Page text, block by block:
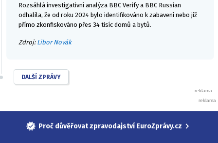
Rozsáhlá investigativní analýza BBC Verify a BBC Russian
odhalila, že od roku 2024 bylo identifikováno k zabavení nebo již
přímo zkonfiskováno přes 34 tisíc domů a bytů.
Zdroj: Libor Novák
DALŠÍ ZPRÁVY
Proč důvěřovat zpravodajství EuroZprávy.cz